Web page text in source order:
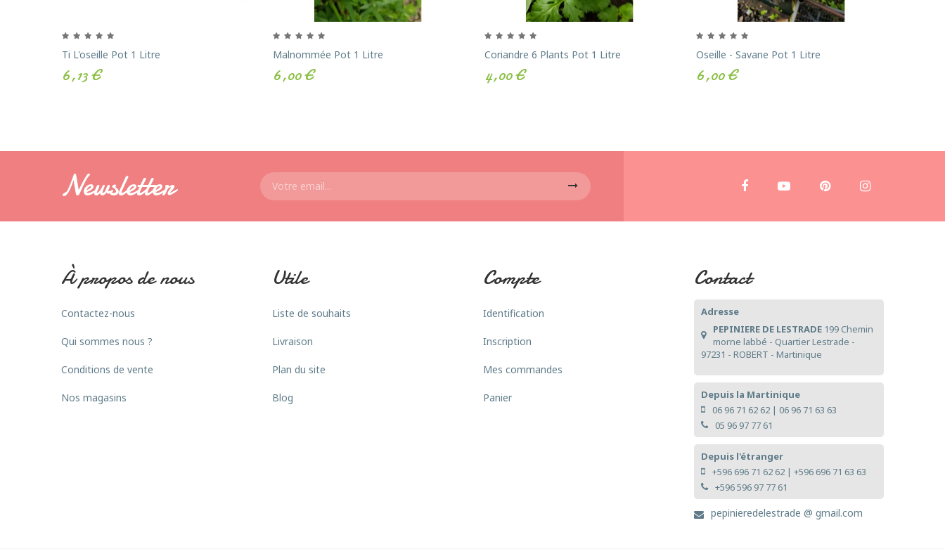
Ti L'oseille Pot 1 Litre
6,13 €
Malnommée Pot 1 Litre
6,00 €
Coriandre 6 Plants Pot 1 Litre
4,00 €
Oseille - Savane Pot 1 Litre
6,00 €
Newsletter
À propos de nous
Contactez-nous
Qui sommes nous ?
Conditions de vente
Nos magasins
Utile
Liste de souhaits
Livraison
Plan du site
Blog
Compte
Identification
Inscription
Mes commandes
Panier
Contact
Adresse
PEPINIERE DE LESTRADE 199 Chemin
morne labbé - Quartier Lestrade -
97231 - ROBERT - Martinique
Depuis la Martinique
06 96 71 62 62 | 06 96 71 63 63
05 96 97 77 61
Depuis l'étranger
+596 696 71 62 62 | +596 696 71 63 63
+596 596 97 77 61
pepinieredelestrade @ gmail.com